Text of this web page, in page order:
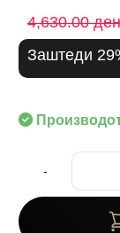
4,630.00
Заштеди
-